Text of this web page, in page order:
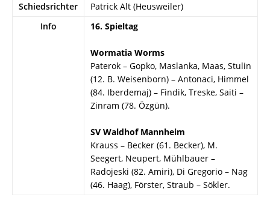
Schiedsrichter
Patrick Alt (Heusweiler)
Info
16. Spieltag
Wormatia Worms
Paterok – Gopko, Maslanka, Maas, Stulin
(12. B. Weisenborn) – Antonaci, Himmel
(84. Iberdemaj) – Findik, Treske, Saiti –
Zinram (78. Özgün).
SV Waldhof Mannheim
Krauss – Becker (61. Becker), M.
Seegert, Neupert, Mühlbauer –
Radojeski (82. Amiri), Di Gregorio – Nag
(46. Haag), Förster, Straub – Sökler.